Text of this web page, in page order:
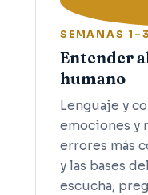
SEMANAS
Entender
humano
Lenguaje y
emociones y
errores más
y las bases
escucha,